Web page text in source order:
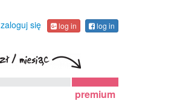
zaloguj się log in log in
premium